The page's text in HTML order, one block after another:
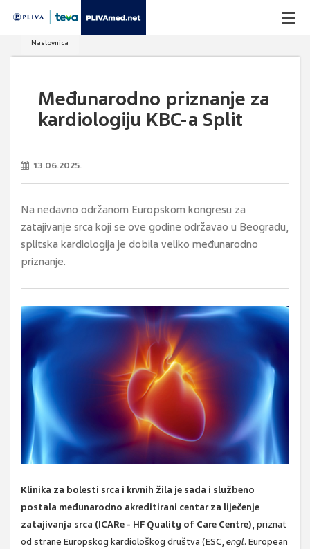
Naslovnica
Međunarodno priznanje za
kardiologiju KBC-a Split
13.06.2025.
Na nedavno održanom Europskom kongresu za
zatajivanje srca koji se ove godine održavao u Beogradu,
splitska kardiologija je dobila veliko međunarodno
priznanje.
Klinika za bolesti srca i krvnih žila je sada i službeno
postala međunarodno akreditirani centar za liječenje
zatajivanja srca (ICARe - HF Quality of Care Centre), priznat
od strane Europskog kardiološkog društva (ESC, engl. European